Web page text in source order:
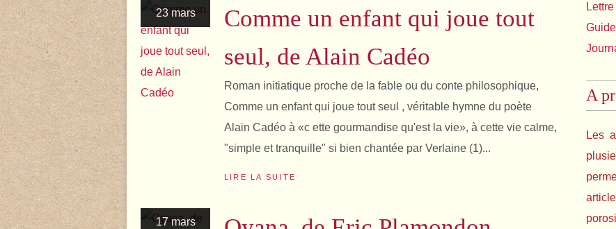
23 mars
Comme un enfant qui joue tout
seul, de Alain Cadéo
Roman initiatique proche de la fable ou du conte philosophique,
Comme un enfant qui joue tout seul , véritable hymne du poète
Alain Cadéo à «c ette gourmandise qu'est la vie», à cette vie calme,
"simple et tranquille" si bien chantée par Verlaine (1)...
LIRE LA SUITE
17 mars
Lettre
A
Les